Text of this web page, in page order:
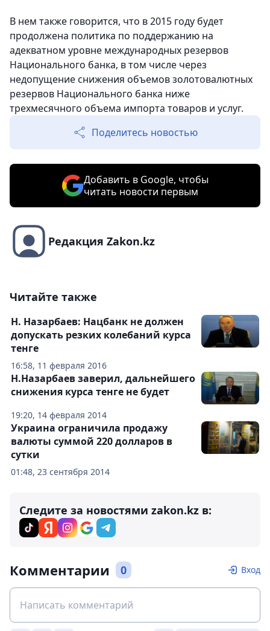
В нем также говорится, что в 2015 году будет
продолжена политика по поддержанию на
адекватном уровне международных резервов
Национального банка, в том числе через
недопущение снижения объемов золотовалютных
резервов Национального банка ниже
трехмесячного объема импорта товаров и услуг.
Поделитесь новостью
Добавить в Google, чтобы
читать новости первым
Редакция Zakon.kz
Читайте также
16:58, 11 февраля 2016
Н. Назарбаев: Нацбанк не должен
допускать резких колебаний курса
тенге
19:20, 14 февраля 2014
Н.Назарбаев заверил, дальнейшего
снижения курса тенге не будет
01:48, 23 сентября 2014
Украина ограничила продажу
валюты суммой 220 долларов в
сутки
Следите за новостями zakon.kz в:
Комментарии 0 Вход